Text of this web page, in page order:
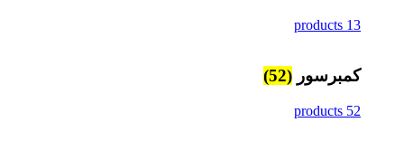
13 products
كمبرسور (52)
52 products